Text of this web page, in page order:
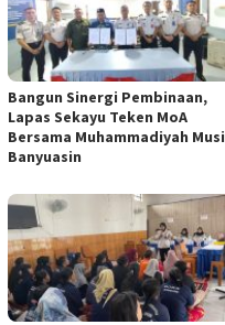
Bangun Sinergi Pembinaan,
Lapas Sekayu Teken MoA
Bersama Muhammadiyah Musi
Banyuasin